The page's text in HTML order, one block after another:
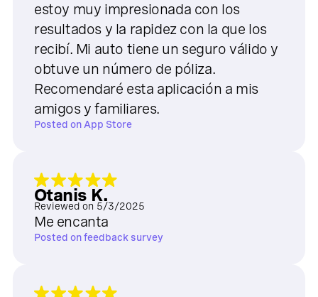
estoy muy impresionada con los
resultados y la rapidez con la que los
recibí. Mi auto tiene un seguro válido y
obtuve un número de póliza.
Recomendaré esta aplicación a mis
amigos y familiares.
Posted onApp Store
Otanis K.
Reviewed on 5/3/2025
Me encanta
Posted onfeedback survey